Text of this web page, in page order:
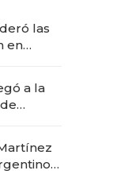
las
en
a la